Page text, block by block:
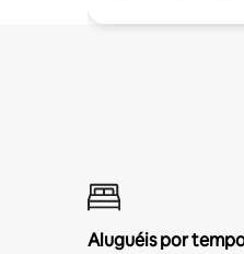
Aluguéis por